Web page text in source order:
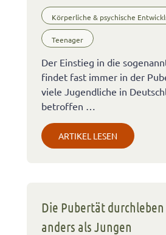
Körperliche & psychische
Teenager
Der Einstieg in die
findet fast immer in der
viele Jugendliche in
betroffen …
ARTIKEL LESEN
Die Pubertät
anders als Jungen